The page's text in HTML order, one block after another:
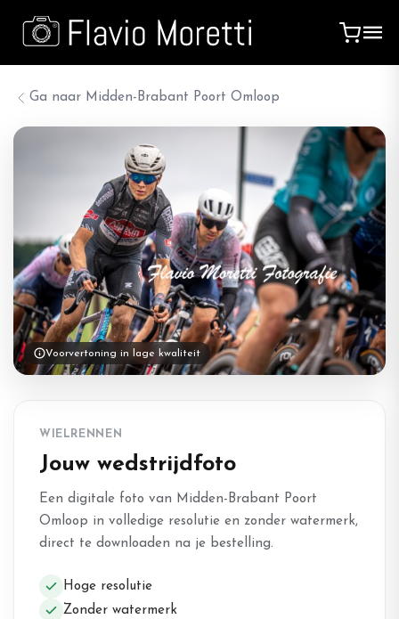
Ga naar Midden-Brabant Poort Omloop
Voorvertoning in lage kwaliteit
WIELRENNEN
Jouw wedstrijdfoto
Een digitale foto van Midden-Brabant Poort
Omloop in volledige resolutie en zonder watermerk,
direct te downloaden na je bestelling.
Hoge resolutie
Zonder watermerk